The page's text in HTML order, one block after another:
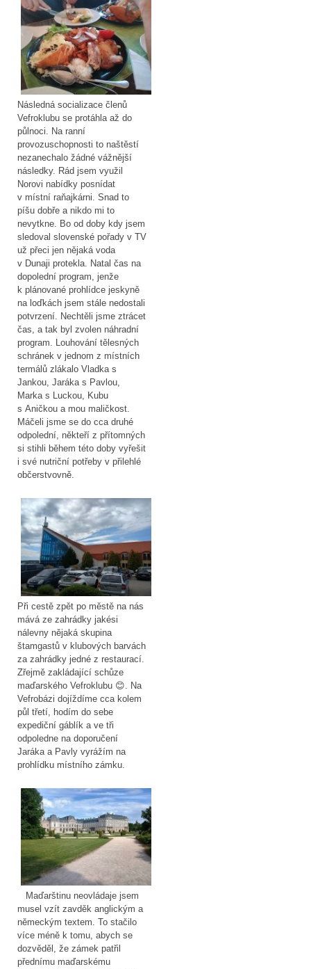
Následná socializace členů
Vefroklubu se protáhla až do
půlnoci. Na ranní
provozuschopnosti to naštěstí
nezanechalo žádné vážnější
následky. Rád jsem využil
Norovi nabídky posnídat
v místní raňajkárni. Snad to
píšu dobře a nikdo mi to
nevytkne. Bo od doby kdy jsem
sledoval slovenské pořady v TV
už přeci jen nějaká voda
v Dunaji protekla. Natal čas na
dopolední program, jenže
k plánované prohlídce jeskyně
na loďkách jsem stále nedostali
potvrzení. Nechtěli jsme ztrácet
čas, a tak byl zvolen náhradní
program. Louhování tělesných
schránek v jednom z místních
termálů zlákalo Vladka s
Jankou, Jaráka s Pavlou,
Marka s Luckou, Kubu
s Aničkou a mou maličkost.
Máčeli jsme se do cca druhé
odpolední, někteří z přítomných
si stihli během této doby vyřešit
i své nutriční potřeby v přilehlé
občerstvovně.
Při cestě zpět po městě na nás
mává ze zahrádky jakési
nálevny nějaká skupina
štamgastů v klubových barvách
za zahrádky jedné z restaurací.
Zřejmě zakládající schůze
maďarského Vefroklubu 😊. Na
Vefrobázi dojíždíme cca kolem
půl třetí, hodím do sebe
expediční gáblík a ve tři
odpoledne na doporučení
Jaráka a Pavly vyrážím na
prohlídku místního zámku.
Maďarštinu neovládaje jsem
musel vzít zavděk anglickým a
německým textem. To stačilo
více méně k tomu, abych se
dozvěděl, že zámek patřil
přednímu maďarskému